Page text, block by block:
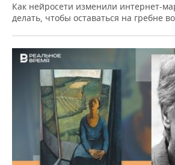
Как нейросети изменили интернет-
делать, чтобы оставаться на гребне